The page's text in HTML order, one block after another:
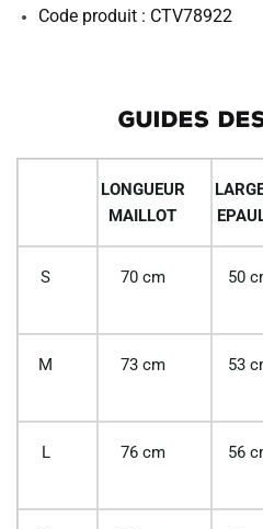
Code produit : CTV78922
GUIDES
LONGUEUR
MAILLOT
S 70 cm 50
M 73 cm 53
L 76 cm 56